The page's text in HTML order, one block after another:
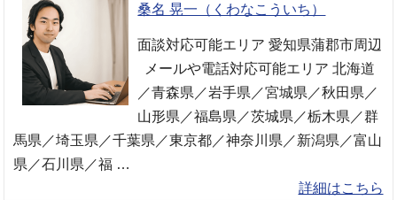
桑名 晃一（くわなこういち）
面談対応可能エリア 愛知県蒲郡市周辺
メールや電話対応可能エリア 北海道
／青森県／岩手県／宮城県／秋田県／
山形県／福島県／茨城県／栃木県／群
馬県／埼玉県／千葉県／東京都／神奈川県／新潟県／富山
県／石川県／福 …
詳細はこちら